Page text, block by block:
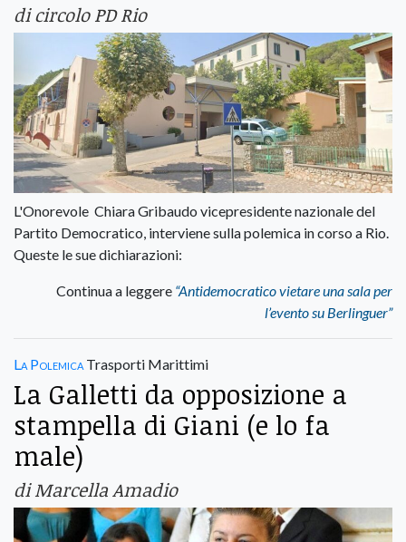
di circolo PD Rio
L'Onorevole Chiara Gribaudo vicepresidente nazionale del
Partito Democratico, interviene sulla polemica in corso a Rio.
Queste le sue dichiarazioni:
Continua a leggere “Antidemocratico vietare una sala per
l’evento su Berlinguer”
La Polemica Trasporti Marittimi
La Galletti da opposizione a
stampella di Giani (e lo fa
male)
di Marcella Amadio